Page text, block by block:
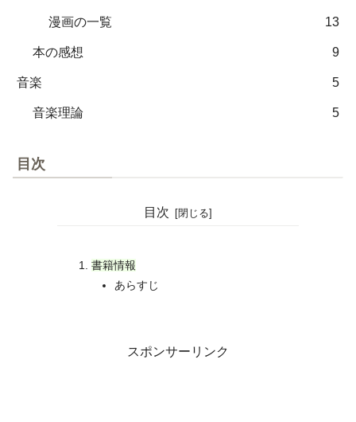
漫画の一覧 13
本の感想 9
音楽 5
音楽理論 5
目次
目次
書籍情報
あらすじ
スポンサーリンク